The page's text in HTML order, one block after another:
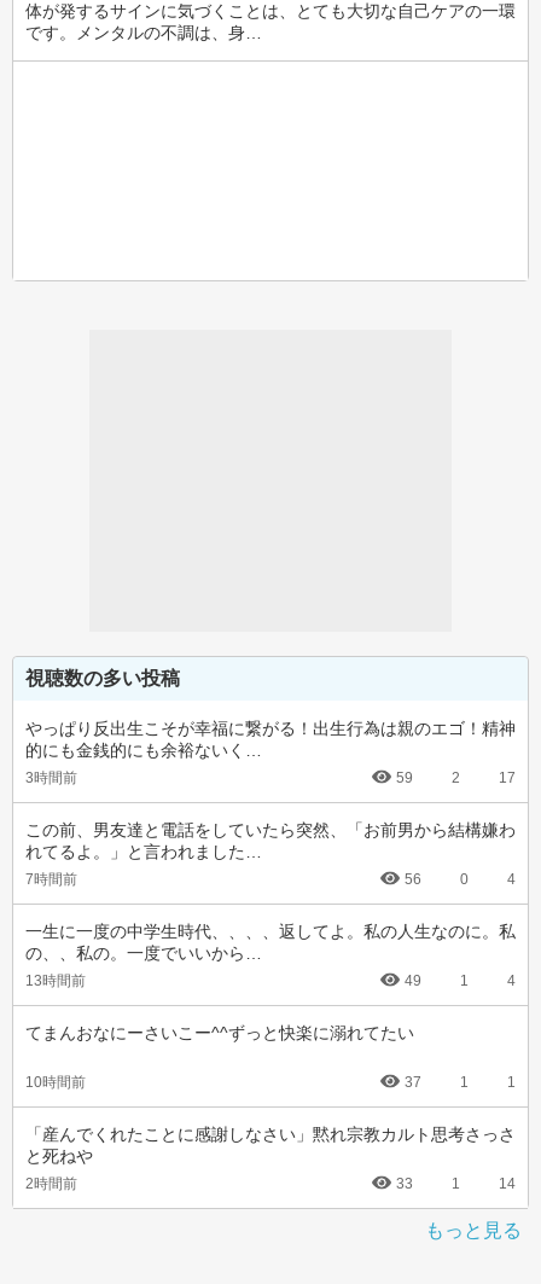
体が発するサインに気づくことは、とても大切な自己ケアの一環
です。メンタルの不調は、身…
視聴数の多い投稿
やっぱり反出生こそが幸福に繋がる！出生行為は親のエゴ！精神
的にも金銭的にも余裕ないく…
3時間前 59 2 17
この前、男友達と電話をしていたら突然、「お前男から結構嫌わ
れてるよ。」と言われました…
7時間前 56 0 4
一生に一度の中学生時代、、、、返してよ。私の人生なのに。私
の、、私の。一度でいいから…
13時間前 49 1 4
てまんおなにーさいこー^^ずっと快楽に溺れてたい
10時間前 37 1 1
「産んでくれたことに感謝しなさい」黙れ宗教カルト思考さっさ
と死ねや
2時間前 33 1 14
もっと見る